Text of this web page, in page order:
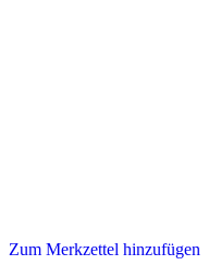
Zum Merkzettel hinzufügen